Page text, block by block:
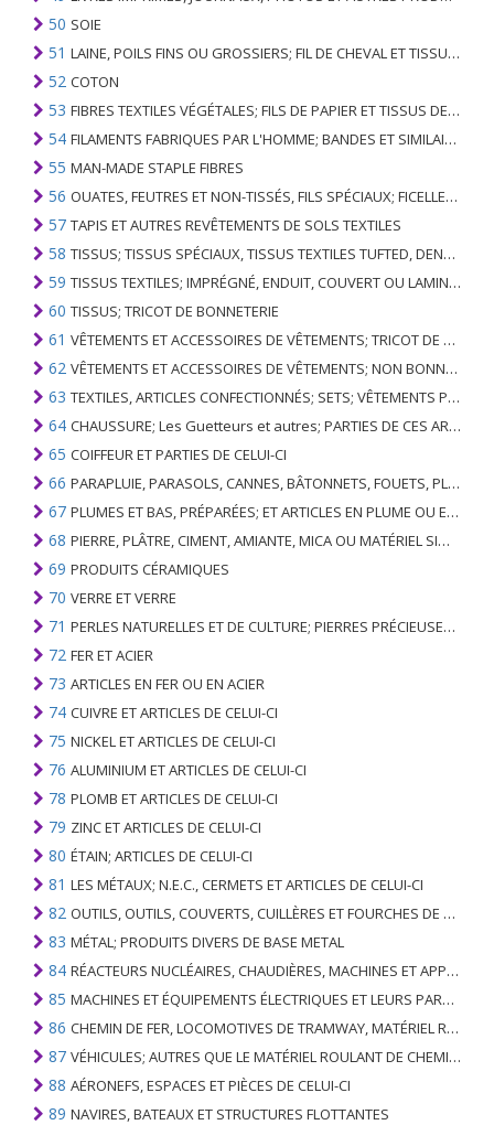
50 SOIE
51 LAINE, POILS FINS OU GROSSIERS; FIL DE CHEVAL ET TISSU TISSÉ
52 COTON
53 FIBRES TEXTILES VÉGÉTALES; FILS DE PAPIER ET TISSUS DE FILS DE PAPIER
54 FILAMENTS FABRIQUES PAR L'HOMME; BANDES ET SIMILAIRES DE MATIERES TEXTILES SYNTHETIQUES
55 MAN-MADE STAPLE FIBRES
56 OUATES, FEUTRES ET NON-TISSÉS, FILS SPÉCIAUX; FICELLES, CORDES, CORDES, CÂBLES ET ARTICLES ASSOCIÉS
57 TAPIS ET AUTRES REVÊTEMENTS DE SOLS TEXTILES
58 TISSUS; TISSUS SPÉCIAUX, TISSUS TEXTILES TUFTED, DENTELLE, TAPISSERIES, GARNITURES, BRODERIES
59 TISSUS TEXTILES; IMPRÉGNÉ, ENDUIT, COUVERT OU LAMINÉ; ARTICLES TEXTILES D'UN TYPE ADAPTÉ À L'USAGE INDUSTRIEL
60 TISSUS; TRICOT DE BONNETERIE
61 VÊTEMENTS ET ACCESSOIRES DE VÊTEMENTS; TRICOT DE BONNETERIE
62 VÊTEMENTS ET ACCESSOIRES DE VÊTEMENTS; NON BONNETERIE
63 TEXTILES, ARTICLES CONFECTIONNÉS; SETS; VÊTEMENTS PORTÉS ET ARTICLES TEXTILES USÉS; RAGS
64 CHAUSSURE; Les Guetteurs et autres; PARTIES DE CES ARTICLES
65 COIFFEUR ET PARTIES DE CELUI-CI
66 PARAPLUIE, PARASOLS, CANNES, BÂTONNETS, FOUETS, PLANTES DE CONDUITE; ET LEURS PARTIES
67 PLUMES ET BAS, PRÉPARÉES; ET ARTICLES EN PLUME OU EN BAS; FLEURS ARTIFICIELLES; ARTICLES DE CHEVEUX HUMAINS
68 PIERRE, PLÂTRE, CIMENT, AMIANTE, MICA OU MATÉRIEL SIMILAIRE; ARTICLES DE CELUI-CI
69 PRODUITS CÉRAMIQUES
70 VERRE ET VERRE
71 PERLES NATURELLES ET DE CULTURE; PIERRES PRÉCIEUSES, SEMI-PRÉCIEUSES; MÉTAUX PRÉCIEUX, PLAQUÉS OU DOUBLÉS DE MÉTAUX PRÉCIEUX ET OUVRAGES EN CES MATIÈRES; IMITATION BIJOUTERIE; PIÈCE DE MONNAIE
72 FER ET ACIER
73 ARTICLES EN FER OU EN ACIER
74 CUIVRE ET ARTICLES DE CELUI-CI
75 NICKEL ET ARTICLES DE CELUI-CI
76 ALUMINIUM ET ARTICLES DE CELUI-CI
78 PLOMB ET ARTICLES DE CELUI-CI
79 ZINC ET ARTICLES DE CELUI-CI
80 ÉTAIN; ARTICLES DE CELUI-CI
81 LES MÉTAUX; N.E.C., CERMETS ET ARTICLES DE CELUI-CI
82 OUTILS, OUTILS, COUVERTS, CUILLÈRES ET FOURCHES DE MÉTAUX DE BASE; PARTIES DE CELLES-CI, EN METAL DE BASE
83 MÉTAL; PRODUITS DIVERS DE BASE METAL
84 RÉACTEURS NUCLÉAIRES, CHAUDIÈRES, MACHINES ET APPAREILS MÉCANIQUES; PARTIES DE CELLES-CI
85 MACHINES ET ÉQUIPEMENTS ÉLECTRIQUES ET LEURS PARTIES; ENREGISTREURS ET REPRODUCTEURS SONORES; APPAREILS D'ENREGISTREMENT OU DE REPRODUCTION DES IMAGES ET DU SON EN TÉLÉVISION, PIÈCES ET ACCESSOIRES DE TELS ARTICLES
86 CHEMIN DE FER, LOCOMOTIVES DE TRAMWAY, MATÉRIEL ROULANT ET LEURS PARTIES; RACCORDS DE CHEMIN DE FER OU DE TRAMWAY ET RACCORDS ET PIÈCES DE CELLES-CI; ÉQUIPEMENT DE SIGNALISATION DE TRAFIC MÉCANIQUE (Y COMPRIS ÉLECTRO-MÉCANIQUE) DE TOUS TYPES
87 VÉHICULES; AUTRES QUE LE MATÉRIEL ROULANT DE CHEMIN DE FER OU DE TRAMWAY, ET LEURS PIÈCES ET ACCESSOIRES
88 AÉRONEFS, ESPACES ET PIÈCES DE CELUI-CI
89 NAVIRES, BATEAUX ET STRUCTURES FLOTTANTES